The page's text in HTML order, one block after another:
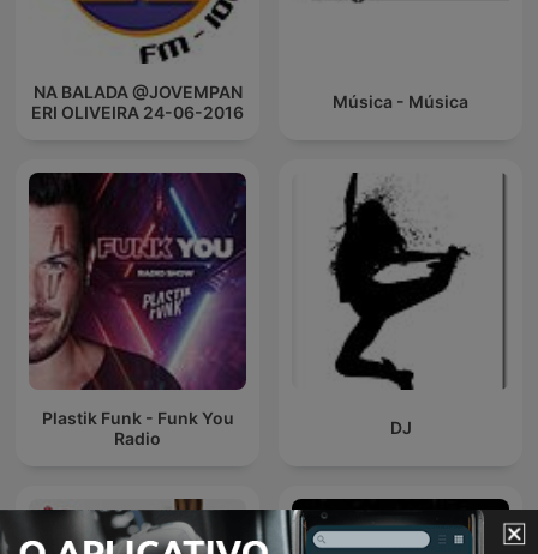
NA BALADA @JOVEMPAN
ERI OLIVEIRA 24-06-2016
Música - Música
Plastik Funk - Funk You
Radio
DJ